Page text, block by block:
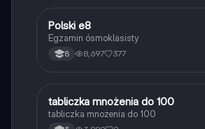
Język polski
Polski e8
Egzamin ósmoklasisty
8 8,697 377
TMatematyka
tabliczka mnożenia do 100
tabliczka mnożenia do 100